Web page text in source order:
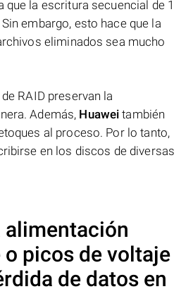
que la escritura secuencial de 1
embargo, esto hace que la
eliminados sea mucho
RAID preservan la
Además, Huawei también
al proceso. Por lo tanto,
en los discos de diversas
alimentación
picos de voltaje
de datos en